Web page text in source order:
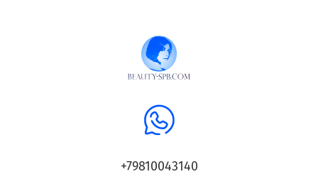
+79810043140